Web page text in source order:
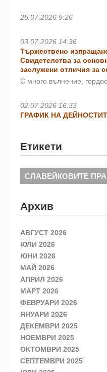
25.07.2026 9:26
03.07.2026 14:36
Тържествено
Свидетелства за
заслужени отличия за
С много вълнение,
02.07.2026 16:33
ГРАФИК НА
Етикети
СЛАВЕЙКОВИТЕ
Архив
АВГУСТ 2026
ЮЛИ 2026
ЮНИ 2026
МАЙ 2026
АПРИЛ 2026
МАРТ 2026
ФЕВРУАРИ 2026
ЯНУАРИ 2026
ДЕКЕМВРИ 2025
НОЕМВРИ 2025
ОКТОМВРИ 2025
СЕПТЕМВРИ 2025